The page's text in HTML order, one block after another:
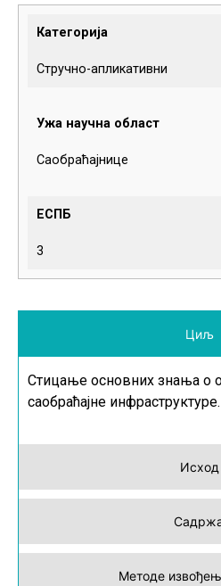
Категорија
Стручно-апликативни
Ужа научна област
Саобраћајнице
ЕСПБ
3
Циљ
Исход
Методе
Стицање основних знања о
саобраћајне инфраструктуре.